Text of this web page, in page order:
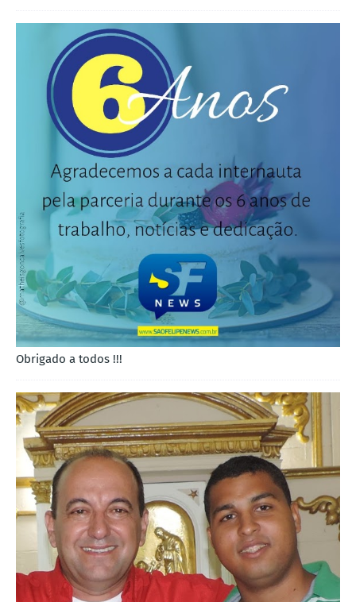
Obrigado a todos !!!